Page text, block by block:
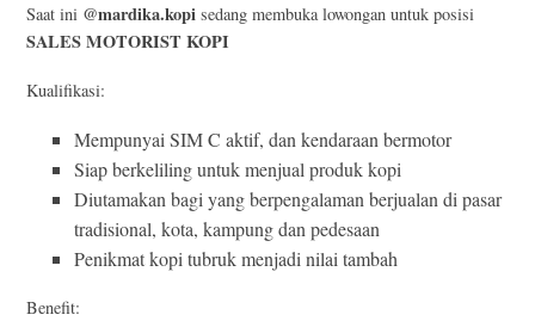
Saat ini @mardika.kopisedang membuka lowongan untuk posisi
SALES MOTORIST KOPI
Kualifikasi:
Mempunyai SIM C aktif, dan kendaraan bermotor
Siap berkeliling untuk menjual produk kopi
Diutamakan bagi yang berpengalaman berjualan di pasar
tradisional, kota, kampung dan pedesaan
Penikmat kopi tubruk menjadi nilai tambah
Benefit: